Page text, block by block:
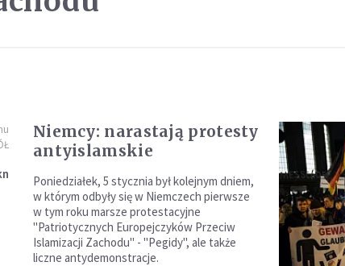
Niemcy: narastają protesty
antyislamskie
Poniedziałek, 5 stycznia był kolejnym dniem,
w którym odbyły się w Niemczech pierwsze
w tym roku marsze protestacyjne
"Patriotycznych Europejczyków Przeciw
Islamizacji Zachodu" - "Pegidy", ale także
liczne antydemonstracje.